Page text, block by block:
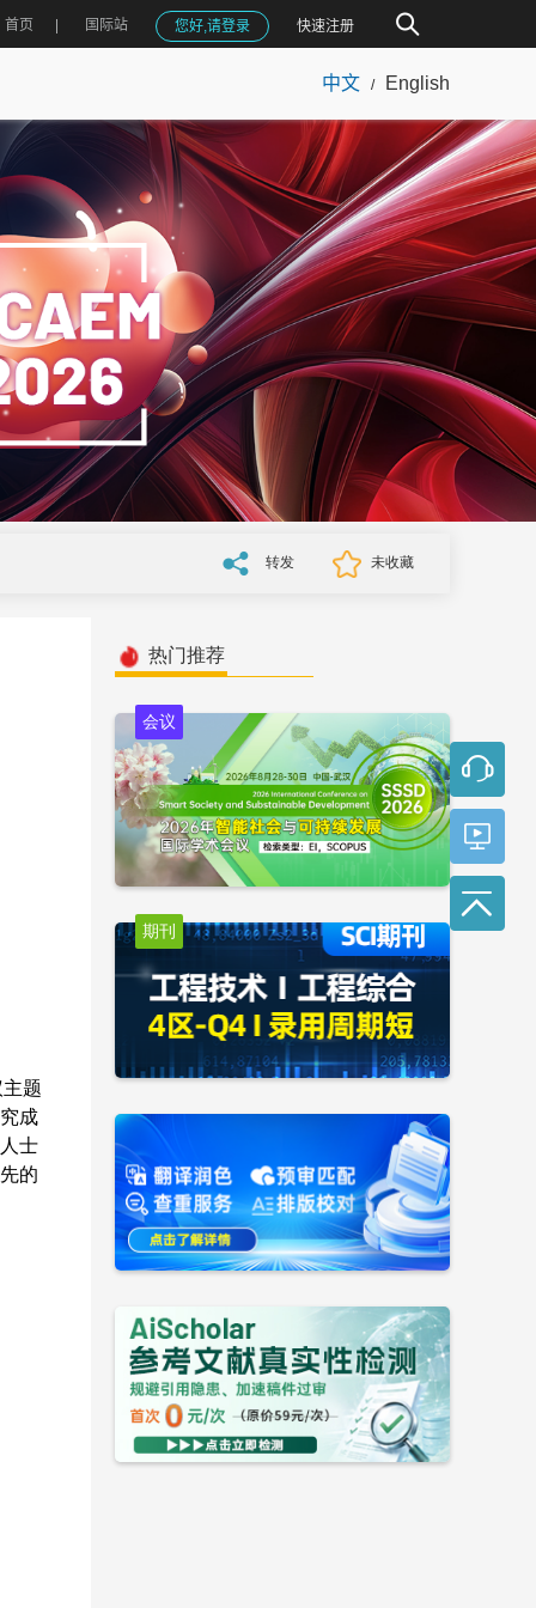
首页 国际站 您好,请登录 快速注册
中文 / English
转发 未收藏
题
成
士
的
热门推荐
会议
期刊